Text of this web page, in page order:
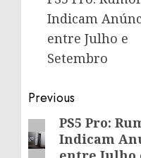
Indicam
entre Julho e
Setembro
Post
navigation
Previous
Previous
post:
PS5 Pro:
Indicam